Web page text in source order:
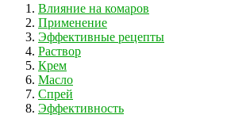
Влияние на комаров
Применение
Эффективные рецепты
Раствор
Крем
Масло
Спрей
Эффективность